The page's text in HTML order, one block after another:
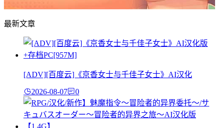
最新文章
[ADV][百度云]《京香女士与千佳子女士》AI汉化
2026-08-07 0